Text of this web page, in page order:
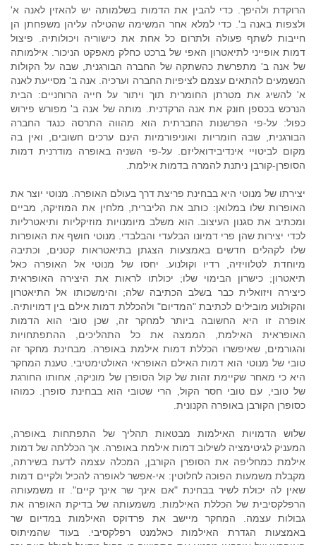
הרוקדת ולהיפך. כדי להבין את הדמות בשלמותה יש להאזין לאנה א'
ולצפות באנה ב'. כדי למלא אחר המשימה שהטילה עליהן משפחתן הן
חייבות לשתף פעולה ולתרום כל אחת את כישוריה ויכולותיה. פיצול
דמות אופייני לתיאטרון האפי של ברכט כחלק מאפקט הניכור. אילמותה
של אנה ב' מתפרשת כהשתקה של החברה הבורגנית, שבה על הקולות
הנשמעים להתאים עצמם לציפיות החברה וערכיה. אנה ב' מסייעת לאנה
א' להשיג את מטרתן החומרית תוך ויתור על חייה הרוחניים: הבית
הנרכש בכספן חונק את אנה הרקדנית. מותה של אנה ב' מפורש פירוש
כפול: על-פי הפרשנות החברתית הוא מהווה התרסה כנגד החברה
הבורגנית, שבה חומריות ואוניפורמיות הינם ערכים חשובים, ואין בה
מקום לביטויי אינדיבידואליזם. על-פי השניה באופרה מודרנית דמות
הסופרן-קורבן ניתנת להמרה בדמות אילמת.
יצירתו של מנוטי היא בבחינת פריצת דרך בעולם האופרה. מנוטי יוצר את
האופרות שלו במלואן: כותב את הליברית, מלחין את המוזיקה, מביים
ומכתיב את סגנון העיצוב. הוא משלב מיומנויות מוזיקליות ותיאטרליות
לכדי יצירות שהן פרי דמיונו הבלעדי והבלבדי. מנוטי חושף את האופרות
שלו לקהלים חדשים באמצעות הצגתן בתיאטראות קטנים, וכתיבה
מיוחדת לטלוויזיה, רדיו וקולנוע. יחסו של מנוטי אל האופרה כאל
תיאטרון; כישרון הבימוי שלו; יכולתו לראות את היצירה האופראית
כיצירה ויזואלית כבר בשלב הכתיבה שלה; והימשכותו אל התיאטרון
והקולנוע מובילים לכתיבת "המדיום" ולהכללת דמות אילם בין דמויותיה.
אופרה זו היא החשובה ביותר למחקר זה, שכן טובי הוא הדמות
האופראית האילמת, הממצה את כל התהליכים, ההתפתחויות
והגורמים, שאיפשרו הכללת דמות אילמת באופרה. מבחינת מחקר זה
טובי של מנוטי הוא דמות האילם האופראי האולטימטיבי. טענת המחקר
היא כי מאחר שקיימת זהות של קול הסופרן של מוניקה, אחותו החורגת
של טובי, עם טובי חסר הקול, הרי שטובי הוא בבחינת סופרן. כמוהו
כסופרן הקורבן באופרה הקנונית.
שלוש הדמויות האילמות מבטאות תהליך של התפתחות באופרה,
המעניק לגיטימציה לשילוב דמות אילמת באופרה. אך הכללתה של דמות
אילמת כמחליפה את הסופרן הקורבן, המכלה עצמה לדעת בשירתה,
מקבלת משמעות הפוכה לחלוטין: אי-אפשר לאופרה להכיל ולקיים דמות
שאין לה יכולת לשיר בבחינת "אם אינך שר אינך קיים". זו משמעותה
הרפלקסיבית של הכללת האילמות. משמעותה של בדיקת האופרה את
גבולות עצמה. המחקר מיישב את פרדוקס האילמות במדיום שר
באמצעות הגדרת האילמות כאלמנט רפלקסיבי. בעוד שהמיתוס